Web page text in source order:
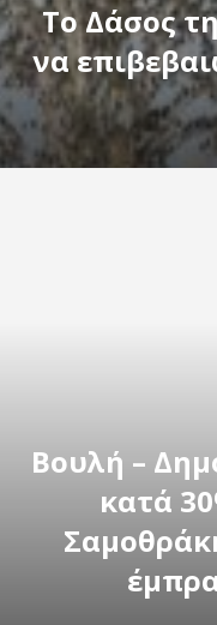
Το Δάσος
να
Βουλή –
κατά